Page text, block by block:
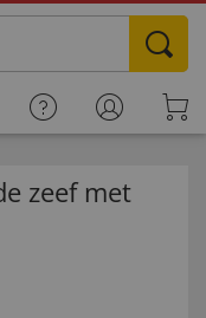
zeef met